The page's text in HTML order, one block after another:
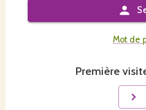
Mot de
Première